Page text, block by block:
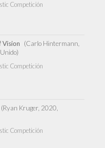
Competición
Vision
(Carlo Hintermann,
Competición
(Ryan Kruger, 2020,
Competición